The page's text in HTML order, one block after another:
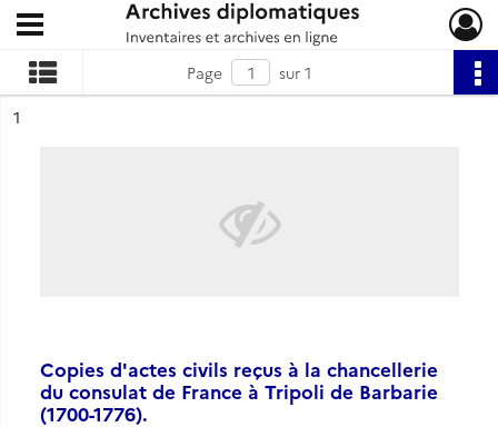
Archives diplomatiques
Ouvrir le menu déroulant
Page
sur 1
n°
1
Copies d'actes civils reçus à la chancellerie
du consulat de France à Tripoli de Barbarie
(1700-1776).